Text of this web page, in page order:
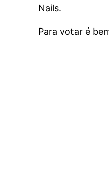
Nails.
Para votar é